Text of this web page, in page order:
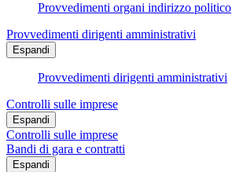
Provvedimenti organi indirizzo politico
Provvedimenti dirigenti amministrativi
Espandi
Provvedimenti dirigenti amministrativi
Controlli sulle imprese
Espandi
Controlli sulle imprese
Bandi di gara e contratti
Espandi